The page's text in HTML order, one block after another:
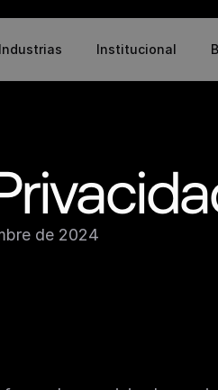
Industrias Institucional
de 2024